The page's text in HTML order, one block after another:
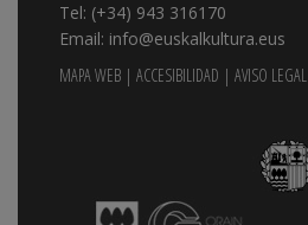
Tel: (+34) 943 316170
Email: info@euskalkultura.eus
MAPA WEB | ACCESIBILIDAD | AVISO LEGAL